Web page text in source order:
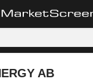
AB
AB